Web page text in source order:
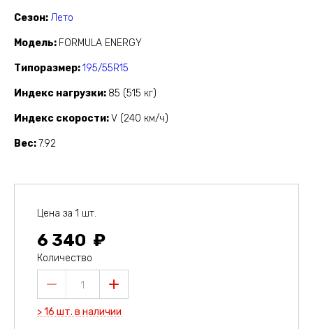
Сезон Лето
Модель FORMULA ENERGY
Типоразмер 195/55R15
Индекс нагрузки 85 (515 кг)
Индекс скорости V (240 км/ч)
Вес 7.92
Цена за 1 шт.
6 340
Количество
1
> 16 шт. в наличии